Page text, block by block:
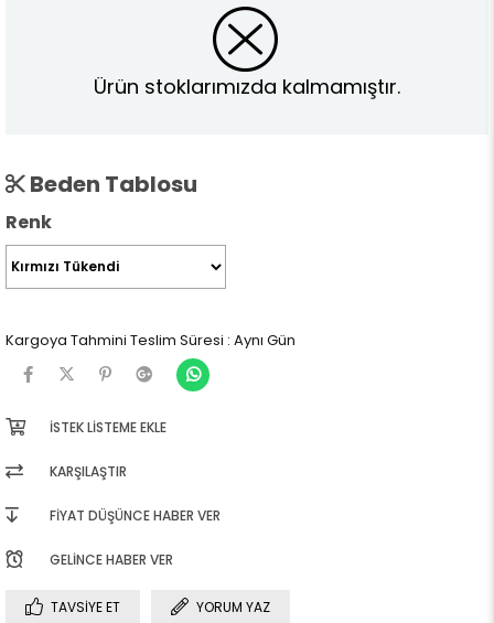
Ürün stoklarımızda kalmamıştır.
Beden Tablosu
Renk
Kargoya Tahmini Teslim Süresi : Aynı Gün
İSTEK LISTEME EKLE
KARŞILAŞTIR
FIYAT DÜŞÜNCE HABER VER
GELINCE HABER VER
TAVSIYE ET
YORUM YAZ